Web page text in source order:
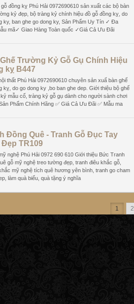
đồng kỵ Phú Hải 0972690610 sản xuất các bộ bàn
kỷ đẹp, bộ tràng kỷ chính hiệu đồ gỗ đồng kỵ, do
ky, ban ghe go dong ky, Sản Phẩm Uy Tín ✓ Đa
mã✓ Giao Hàng Toàn quốc ✓Giá Cả Ưu Đãi
Trường Kỷ Gỗ Gụ Chính Hiệu
kỵ B447
thất Phú Hải 0972690610 chuyên sản xuấ bàn ghế
kỵ, do go dong ky ,bo ban ghe dep. Giới thiệu bộ ghế
mẫu cổ, tràng kỷ gỗ gụ dành cho người sành chơi
Phẩm Chính Hãng ✅ Giá Cả Ưu Đãi ✅ Mẫu ma
Đồng Quê - Tranh Gỗ Đục Tay
Đẹp TR109
nghệ Phú Hải 0972 690 610 Giới thiệu Bức Tranh
gỗ mỹ nghệ treo tường đẹp, tranh điêu khắc gỗ,
mỹ nghệ tích quê hương yên bình, tranh go cham
làm quà biếu, quà tặng ý nghĩa
1 2